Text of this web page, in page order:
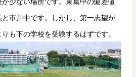
市川中です。しかし、第一志望が
も下の学校を受験するはずです。